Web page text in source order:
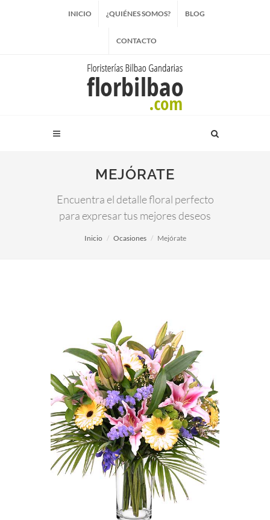
INICIO ¿QUIÉNES SOMOS? BLOG
CONTACTO
MEJÓRATE
Encuentra el detalle floral perfecto
para expresar tus mejores deseos
Inicio Ocasiones Mejórate